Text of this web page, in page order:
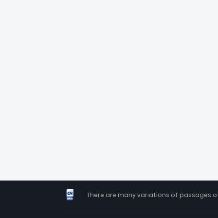
There are many variations of passages